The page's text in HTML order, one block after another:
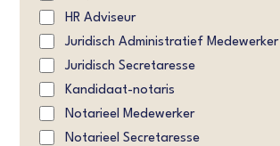
HR Adviseur
Juridisch Administratief Medewerker
Juridisch Secretaresse
Kandidaat-notaris
Notarieel Medewerker
Notarieel Secretaresse